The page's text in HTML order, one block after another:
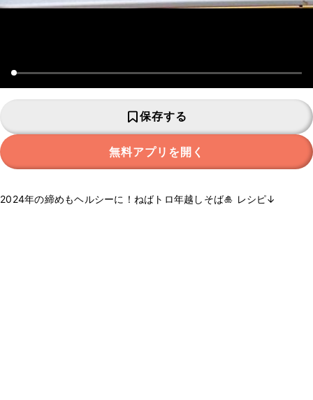
保存する
無料アプリを開く
2024年の締めもヘルシーに！ねばトロ年越しそば🎍 レシピ↓